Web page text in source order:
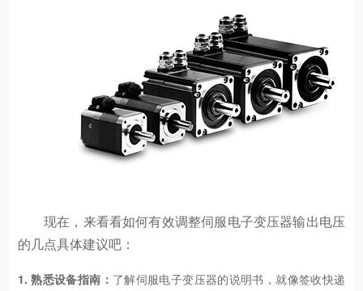
现在，来看看如何有效调整伺服电子变压器输出电压
的几点具体建议吧：
1. 熟悉设备指南： 了解伺服电子变压器的说明书，就像签收快递